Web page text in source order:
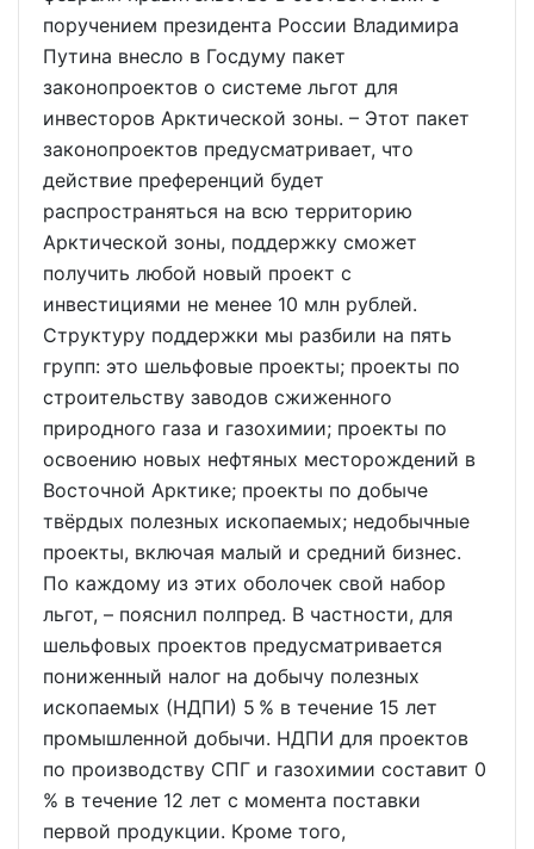
поручением президента России Владимира
Путина внесло в Госдуму пакет
законопроектов о системе льгот для
инвесторов Арктической зоны. – Этот пакет
законопроектов предусматривает, что
действие преференций будет
распространяться на всю территорию
Арктической зоны, поддержку сможет
получить любой новый проект с
инвестициями не менее 10 млн рублей.
Структуру поддержки мы разбили на пять
групп: это шельфовые проекты; проекты по
строительству заводов сжиженного
природного газа и газохимии; проекты по
освоению новых нефтяных месторождений в
Восточной Арктике; проекты по добыче
твёрдых полезных ископаемых; недобычные
проекты, включая малый и средний бизнес.
По каждому из этих оболочек свой набор
льгот, – пояснил полпред. В частности, для
шельфовых проектов предусматривается
пониженный налог на добычу полезных
ископаемых (НДПИ) 5 % в течение 15 лет
промышленной добычи. НДПИ для проектов
по производству СПГ и газохимии составит 0
% в течение 12 лет с момента поставки
первой продукции. Кроме того,